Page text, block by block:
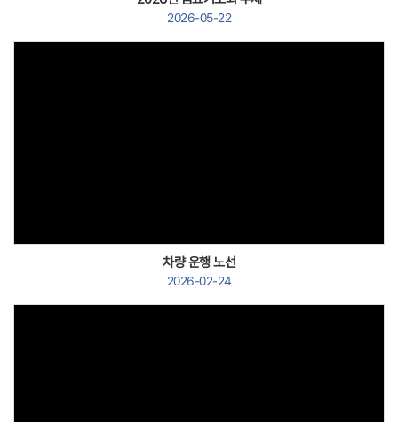
2026-05-22
차량 운행 노선
2026-02-24